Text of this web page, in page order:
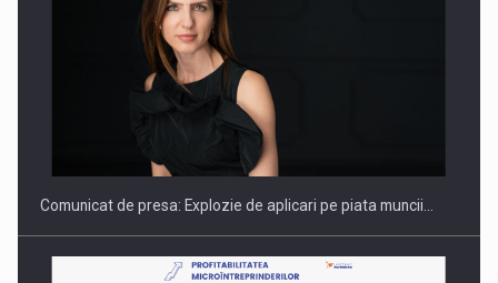
PUTTING ROMANIAN CORPORATE COMPANIES ON THE
INTERNATIONAL BUSINESS SCENE
Comunicat de presa: Explozie de aplicari pe piata muncii…